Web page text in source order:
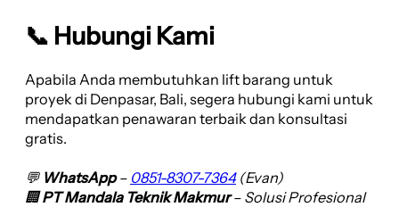
📞 Hubungi Kami
Apabila Anda membutuhkan lift barang untuk
proyek di Denpasar, Bali, segera hubungi kami untuk
mendapatkan penawaran terbaik dan konsultasi
gratis.
💬 WhatsApp– 0851-8307-7364(Evan)
🏢PT Mandala Teknik Makmur– Solusi Profesional